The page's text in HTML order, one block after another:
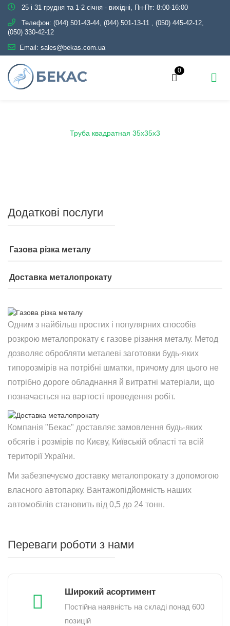
25 і 31 грудня та 1-2 січня - вихідні, Пн-Пт: 8:00-16:00
Телефон: (044) 501-43-44, (044) 501-13-11 , (050) 445-42-12,
(050) 330-42-12
Email: sales@bekas.com.ua
0
Труба квадратная 35х35х3
Додаткові послуги
Газова різка металу
Доставка металопрокату
Одним з найбільш простих і популярних способів
розкрою металопрокату є газове різання металу. Метод
дозволяє обробляти металеві заготовки будь-яких
типорозмірів на потрібні шматки, причому для цього не
потрібно дороге обладнання й витратні матеріали, що
позначається на вартості проведення робіт.
Компанія "Бекас" доставляє замовлення будь-яких
обсягів і розмірів по Києву, Київській області та всій
території України.
Ми забезпечуємо доставку металопрокату з допомогою
власного автопарку. Вантажопідйомність наших
автомобілів становить від 0,5 до 24 тонн.
Переваги роботи з нами
Широкий асортимент
Постійна наявність на складі понад 600
позицій